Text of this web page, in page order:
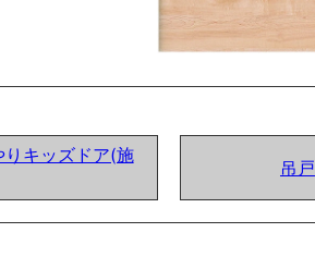
りキッズドア(施
吊戸